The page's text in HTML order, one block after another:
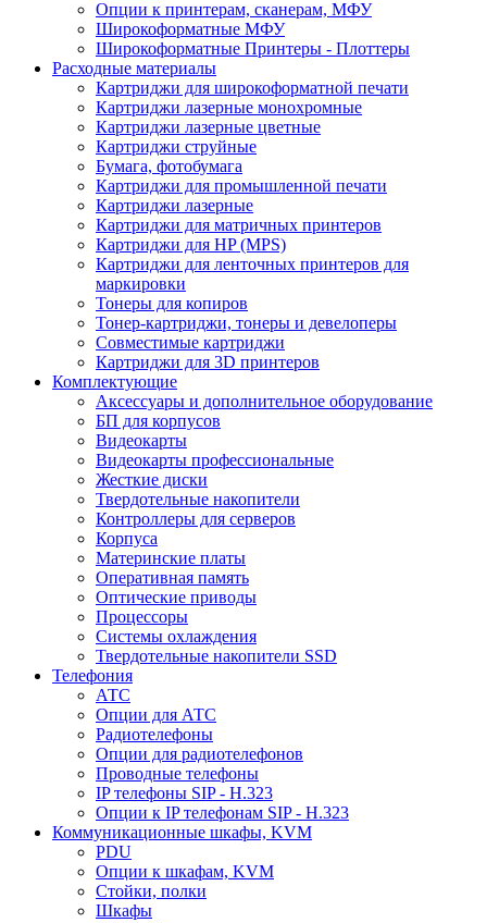
Опции к принтерам, сканерам, МФУ
Широкоформатные МФУ
Широкоформатные Принтеры - Плоттеры
Расходные материалы
Картриджи для широкоформатной печати
Картриджи лазерные монохромные
Картриджи лазерные цветные
Картриджи струйные
Бумага, фотобумага
Картриджи для промышленной печати
Картриджи лазерные
Картриджи для матричных принтеров
Картриджи для HP (MPS)
Картриджи для ленточных принтеров для
маркировки
Тонеры для копиров
Тонер-картриджи, тонеры и девелоперы
Совместимые картриджи
Картриджи для 3D принтеров
Комплектующие
Аксессуары и дополнительное оборудование
БП для корпусов
Видеокарты
Видеокарты профессиональные
Жесткие диски
Твердотельные накопители
Контроллеры для серверов
Корпуса
Материнские платы
Оперативная память
Оптические приводы
Процессоры
Системы охлаждения
Твердотельные накопители SSD
Телефония
АТС
Опции для АТС
Радиотелефоны
Опции для радиотелефонов
Проводные телефоны
IP телефоны SIP - H.323
Опции к IP телефонам SIP - H.323
Коммуникационные шкафы, KVM
PDU
Опции к шкафам, KVM
Стойки, полки
Шкафы